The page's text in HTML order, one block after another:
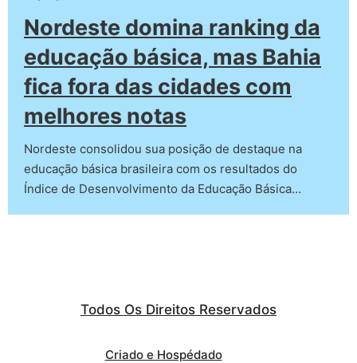
Nordeste domina ranking da
educação básica, mas Bahia
fica fora das cidades com
melhores notas
Nordeste consolidou sua posição de destaque na
educação básica brasileira com os resultados do
Índice de Desenvolvimento da Educação Básica…
Todos Os Direitos Reservados
Criado e Hospédado